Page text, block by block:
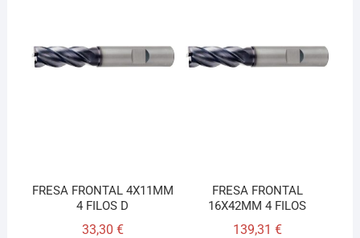
FRESA FRONTAL 4X11MM
4 FILOS D
33,30 €
FRESA FRONTAL
16X42MM 4 FILOS
139,31 €